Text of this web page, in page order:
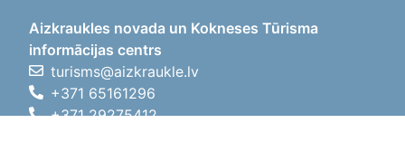
Aizkraukles novada un Kokneses Tūrisma
informācijas centrs
turisms@aizkraukle.lv
+371 65161296
+371 29275412